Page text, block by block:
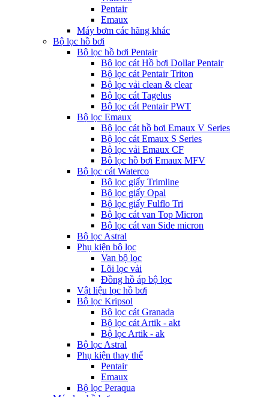
Pentair
Emaux
Máy bơm các hãng khác
Bộ lọc hồ bơi
Bộ lọc hồ bơi Pentair
Bộ lọc cát Hồ bơi Dollar Pentair
Bộ lọc cát Pentair Triton
Bộ lọc vải clean & clear
Bộ lọc cát Tagelus
Bộ lọc cát Pentair PWT
Bộ lọc Emaux
Bộ lọc cát hồ bơi Emaux V Series
Bộ lọc cát Emaux S Series
Bộ lọc vải Emaux CF
Bô lọc hồ bơi Emaux MFV
Bộ lọc cát Waterco
Bộ lọc giấy Trimline
Bộ lọc giấy Opal
Bộ lọc giấy Fulflo Tri
Bộ lọc cát van Top Micron
Bộ lọc cát van Side micron
Bộ lọc Astral
Phụ kiện bộ lọc
Van bộ lọc
Lõi lọc vải
Đồng hồ áp bộ lọc
Vật liệu lọc hồ bơi
Bộ lọc Kripsol
Bộ lọc cát Granada
Bộ lọc cát Artik - akt
Bộ lọc Artik - ak
Bộ lọc Astral
Phụ kiện thay thế
Pentair
Emaux
Bộ lọc Peraqua